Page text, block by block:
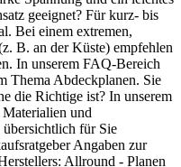
geeignet? Für kurz- bis
Bei einem extremen,
B. an der Küste) empfehlen
In unserem FAQ-Bereich
Thema Abdeckplanen. Sie
die Richtige ist? In unserem
und
übersichtlich für Sie
Angaben zur
Allround - Planen